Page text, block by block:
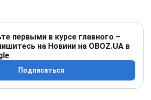
первыми в курсе главного –
на Новини на OBOZ.UA в
Подписаться